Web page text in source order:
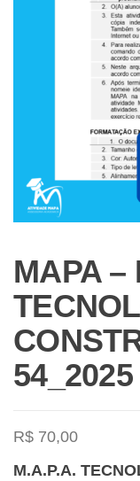
MAPA –
54_2025
R$ 70,00
M.A.P.A.